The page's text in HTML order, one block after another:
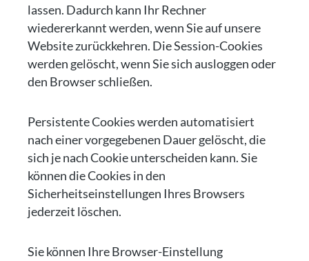
lassen. Dadurch kann Ihr Rechner
wiedererkannt werden, wenn Sie auf unsere
Website zurückkehren. Die Session-Cookies
werden gelöscht, wenn Sie sich ausloggen oder
den Browser schließen.
Persistente Cookies werden automatisiert
nach einer vorgegebenen Dauer gelöscht, die
sich je nach Cookie unterscheiden kann. Sie
können die Cookies in den
Sicherheitseinstellungen Ihres Browsers
jederzeit löschen.
Sie können Ihre Browser-Einstellung